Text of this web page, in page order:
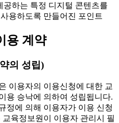
공하는 특정 디지털 콘텐츠를
용하도록 만들어진 포인트
용 계약
의 성립)
이용자의 이용신청에 대한 교
용 승낙에 의하여 성립됩니다.
정에 의해 이용자가 이용 신청
교육정보원이 이용자 관리시 필